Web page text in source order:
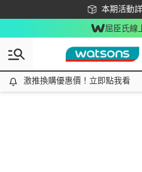
本期活動
下載app最
屈臣氏線
激推換購優惠價！立即點我看
激推換購優惠價！立即點我看